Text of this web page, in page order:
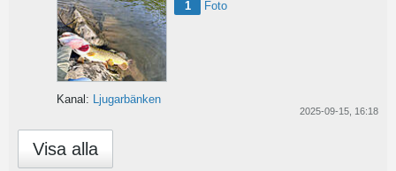
1
Foto
Kanal: Ljugarbänken
2025-09-15, 16:18
Visa alla